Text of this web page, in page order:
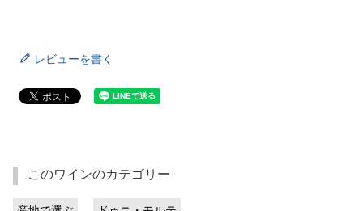
レビューを書く
このワインのカテゴリー